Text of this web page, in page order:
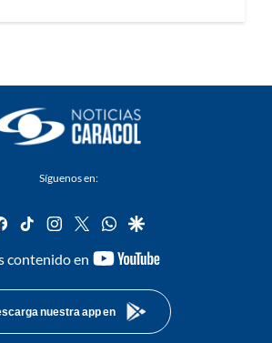
Síguenos en:
facebook
tiktok instagram
twitterwhatsapp
google
contenido en
youtube-
nuestra app en